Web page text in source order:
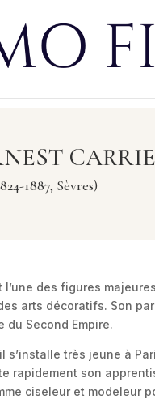
1887, Sèvres)
l’une des figures
arts décoratifs. Son
du Second Empire.
très jeune à
rapidement son
ciseleur et modeleur